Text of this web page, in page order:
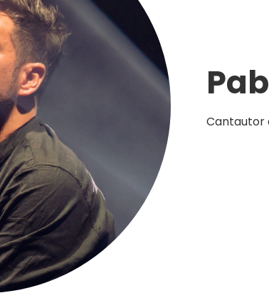
Cantautor